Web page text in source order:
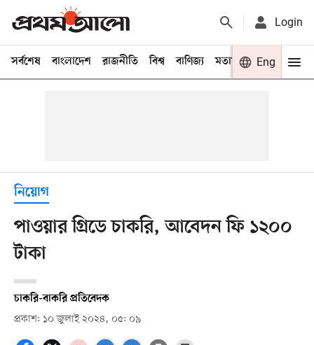
Login
সর্বশেষ বাংলাদেশ রাজনীতি বিশ্ব বাণিজ্য মতামত খেলা
Eng
নিয়োগ
পাওয়ার গ্রিডে চাকরি, আবেদন ফি ১২০০
টাকা
চাকরি-বাকরি প্রতিবেদক
প্রকাশ: ১০ জুলাই ২০২৪, ০৫: ০৯